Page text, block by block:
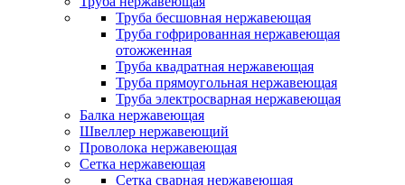
Труба бесшовная нержавеющая
Труба гофрированная нержавеющая
отожженная
Труба квадратная нержавеющая
Труба прямоугольная нержавеющая
Труба электросварная нержавеющая
Балка нержавеющая
Швеллер нержавеющий
Проволока нержавеющая
Сетка нержавеющая
Сетка сварная нержавеющая